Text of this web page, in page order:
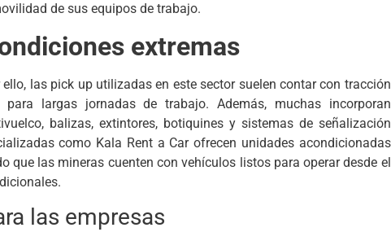
de sus equipos de trabajo.
extremas
las pick up utilizadas en este sector suelen contar con tracción
largas jornadas de trabajo. Además, muchas incorporan
balizas, extintores, botiquines y sistemas de señalización
como Kala Rent a Car ofrecen unidades acondicionadas
que las mineras cuenten con vehículos listos para operar desde el
las empresas